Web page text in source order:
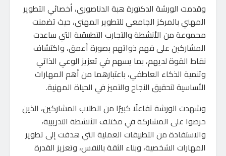
وقدمت الورشة الدكتورة هبة الدناصوري، أخصائي التطوير
المهني بالمركز الجامعي للتطوير المهني، حيث تضمنت
مجموعة من الأنشطة والتجارب التطبيقية التي ساعدت
المشاركين على فهم ذواتهم بصورة أعمق، واكتشاف
نقاط القوة لديهم، بما يسهم في تعزيز الوعي الذاتي
وتنمية الذكاء العاطفي، باعتبارهما من أهم المهارات
الأساسية لتحقيق النجاح والتميز في الحياة المهنية.
وشهدت الورشة تفاعلًا كبيرًا من الطلاب المشاركين، الذين
حرصوا على المشاركة في مختلف الأنشطة التدريبية،
والاستفادة من التطبيقات العملية التي هدفت إلى تطوير
المهارات الشخصية، وبناء الثقة بالنفس، وتعزيز القدرة